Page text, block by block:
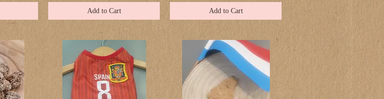
Add to Cart Add to Cart